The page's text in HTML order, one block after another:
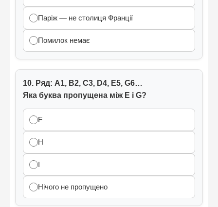
Паріж — не столиця Франції
Помилок немає
10. Ряд: А1, В2, С3, D4, E5, G6…
Яка буква пропущена між E і G?
F
H
I
Нічого не пропущено